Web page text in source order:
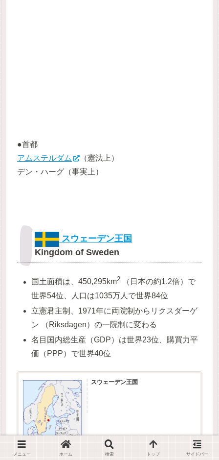
●首都
アムステルダム
（憲法上）
デン・ハーグ（事実上）
スウェーデン王国
Kingdom of Sweden
国土面積は、450,295km2 （日本の約1.2倍）で
世界54位、人口は1035万人で世界84位
立憲君主制、1971年に両院制からリクスダーゲ
ン （Riksdagen）の一院制に変わる
名目国内総生産（GDP）は世界23位、購買力平
価（PPP）で世界40位
スウェーデン王国
www.mofa.go.jp
メニュー ホーム 検索 トップ サイドバー